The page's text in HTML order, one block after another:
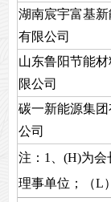
湖南宸宇富基
有限公司
山东鲁阳节能
限公司
碳一新能源集
公司
注：1、(H)为
理事单位；（L